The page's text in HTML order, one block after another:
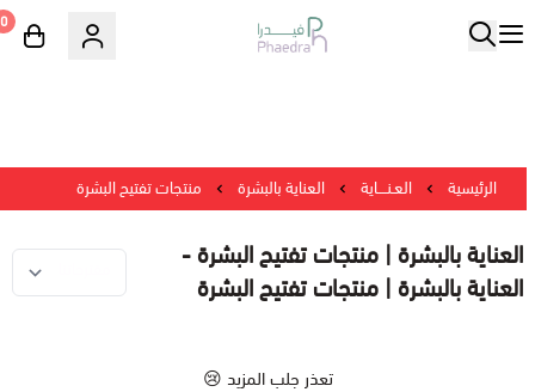
0
الرئيسية العـنــــاية العناية بالبشرة منتجات تفتيح البشرة
العناية بالبشرة | منتجات تفتيح البشرة -
العناية بالبشرة | منتجات تفتيح البشرة
تعذر جلب المزيد 😢